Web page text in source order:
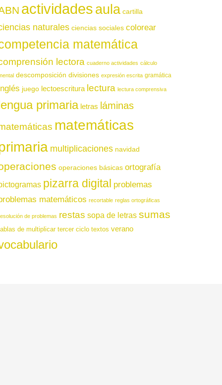
actividadesaula cartilla
naturales ciencias sociales colorear
matemática
lectora cuaderno actividades cálculo
descomposición divisiones expresión escrita gramática
juego lectoescritura lectura lectura comprensiva
primaria letras láminas
matemáticas
multiplicaciones navidad
operaciones básicas ortografía
pizarra digital problemas
matemáticos recortable reglas ortográficas
de problemas restas sopa de letras sumas
de multiplicar tercer ciclo textos verano